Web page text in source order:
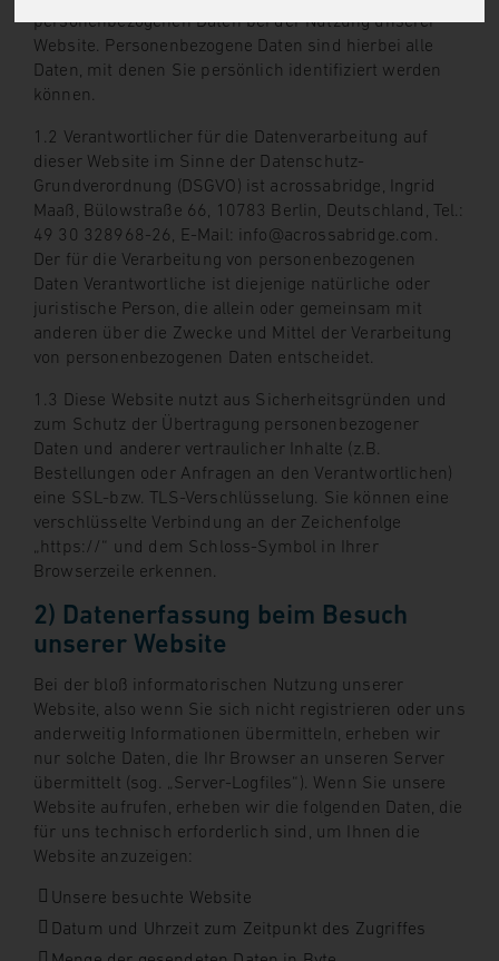
personenbezogenen Daten bei der Nutzung unserer
Website. Personenbezogene Daten sind hierbei alle
Daten, mit denen Sie persönlich identifiziert werden
können.
1.2 Verantwortlicher für die Datenverarbeitung auf
dieser Website im Sinne der Datenschutz-
Grundverordnung (DSGVO) ist acrossabridge, Ingrid
Maaß, Bülowstraße 66, 10783 Berlin, Deutschland, Tel.:
49 30 328968-26, E-Mail: info@acrossabridge.com.
Der für die Verarbeitung von personenbezogenen
Daten Verantwortliche ist diejenige natürliche oder
juristische Person, die allein oder gemeinsam mit
anderen über die Zwecke und Mittel der Verarbeitung
von personenbezogenen Daten entscheidet.
1.3 Diese Website nutzt aus Sicherheitsgründen und
zum Schutz der Übertragung personenbezogener
Daten und anderer vertraulicher Inhalte (z.B.
Bestellungen oder Anfragen an den Verantwortlichen)
eine SSL-bzw. TLS-Verschlüsselung. Sie können eine
verschlüsselte Verbindung an der Zeichenfolge
„https://“ und dem Schloss-Symbol in Ihrer
Browserzeile erkennen.
2) Datenerfassung beim Besuch
unserer Website
Bei der bloß informatorischen Nutzung unserer
Website, also wenn Sie sich nicht registrieren oder uns
anderweitig Informationen übermitteln, erheben wir
nur solche Daten, die Ihr Browser an unseren Server
übermittelt (sog. „Server-Logfiles“). Wenn Sie unsere
Website aufrufen, erheben wir die folgenden Daten, die
für uns technisch erforderlich sind, um Ihnen die
Website anzuzeigen:
Unsere besuchte Website
Datum und Uhrzeit zum Zeitpunkt des Zugriffes